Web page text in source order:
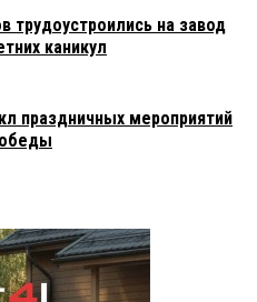
трудоустроились на завод
каникул
праздничных мероприятий